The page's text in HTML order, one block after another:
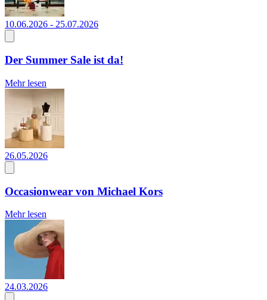
10.06.2026 - 25.07.2026
Der Summer Sale ist da!
Mehr lesen
26.05.2026
Occasionwear von Michael Kors
Mehr lesen
24.03.2026